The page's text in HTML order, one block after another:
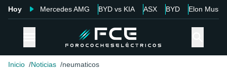
Hoy Mercedes AMG BYD vs KIA ASX BYD Elon Musk
Inicio Noticias neumaticos